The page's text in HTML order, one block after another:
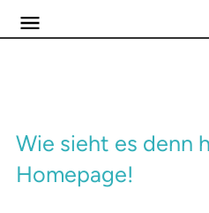
Wie sieht es denn
Homepage!